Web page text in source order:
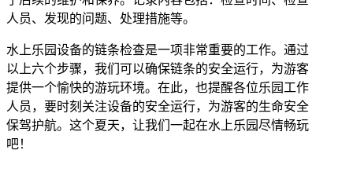
人员、发现的问题、处理措施等。
水上乐园设备的链条检查是一项非常重要的工作。通过
以上六个步骤，我们可以确保链条的安全运行，为游客
提供一个愉快的游玩环境。在此，也提醒各位乐园工作
人员，要时刻关注设备的安全运行，为游客的生命安全
保驾护航。这个夏天，让我们一起在水上乐园尽情畅玩
吧！